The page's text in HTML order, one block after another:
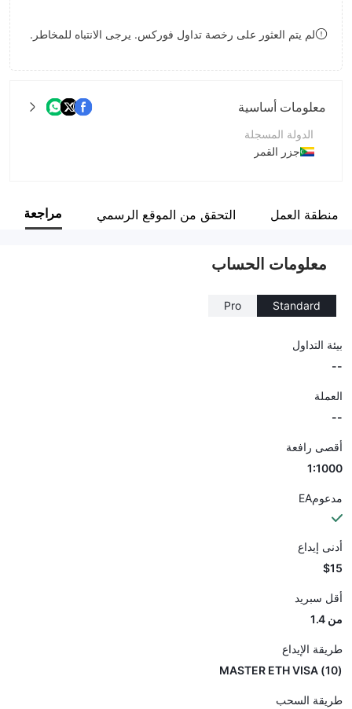
8
لم يتم العثور على رخصة تداول فوركس. يرجى الانتباه للمخاطر.
معلومات أساسية
الدولة المسجلة
جزر القمر
اسم الشركة
منطقة العمل التحقق من الموقع الرسمي مراجعة
معلومات الحساب
Standard
Pro
بيئة التداول
--
العملة
--
أقصى رافعة
1:1000
مدعومEA
أدنى إيداع
$15
أقل سبريد
من 1.4
طريقة الإيداع
(10) MASTER ETH VISA
طريقة السحب